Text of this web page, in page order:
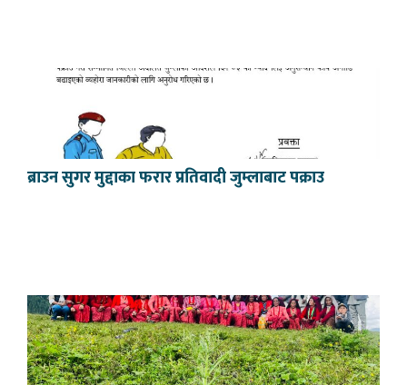
ब्राउन सुगर मुद्दाका फरार प्रतिवादी जुम्लाबाट पक्राउ